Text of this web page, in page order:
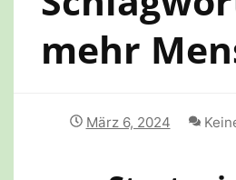
mehr
März 6, 2024